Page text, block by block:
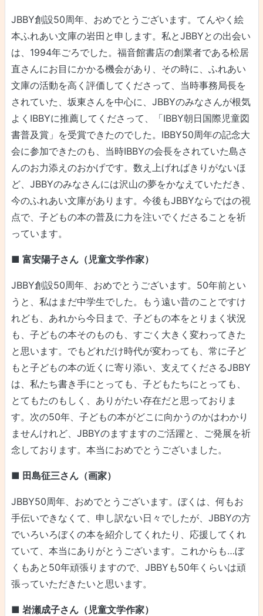
JBBY創設50周年、おめでとうございます。てんやく絵
本ふれあい文庫の岩田と申します。私とJBBYとの出会い
は、1994年ごろでした。福音館書店の創業者である松居
直さんにお目にかかる機会があり、その時に、ふれあい
文庫の活動を高く評価してくださって、当時事務局長を
されていた、坂東さんを中心に、JBBYのみなさんが根気
よくIBBYに推薦してくださって、「IBBY朝日国際児童図
書普及賞」を受賞できたのでした。IBBY50周年の記念大
会に参加できたのも、当時IBBYの会長をされていた島さ
んのお力添えのおかげです。数え上げればきりがないほ
ど、JBBYのみなさんには沢山の夢をかなえていただき、
今のふれあい文庫があります。今後もJBBYならではの視
点で、子どもの本の普及に力を注いでくださることを祈
っています。
■ 富安陽子さん（児童文学作家）
JBBY創設50周年、おめでとうございます。50年前とい
うと、私はまだ中学生でした。もう遠い昔のことですけ
れども、あれから今日まで、子どもの本をとりまく状況
も、子どもの本そのものも、すごく大きく変わってきた
と思います。でもどれだけ時代が変わっても、常に子ど
もと子どもの本の近くに寄り添い、支えてくださるJBBY
は、私たち書き手にとっても、子どもたちにとっても、
とてもたのもしく、ありがたい存在だと思っておりま
す。次の50年、子どもの本がどこに向かうのかはわかり
ませんけれど、JBBYのますますのご活躍と、ご発展を祈
念しております。本当におめでとうございました。
■ 田島征三さん（画家）
JBBY50周年、おめでとうございます。ぼくは、何もお
手伝いできなくて、申し訳ない日々でしたが、JBBYの方
でいろいろぼくの本を紹介してくれたり、応援してくれ
ていて、本当にありがとうございます。これからも…ぼ
くもあと50年頑張りますので、JBBYも50年くらいは頑
張っていただきたいと思います。
■ 岩瀬成子さん（児童文学作家）